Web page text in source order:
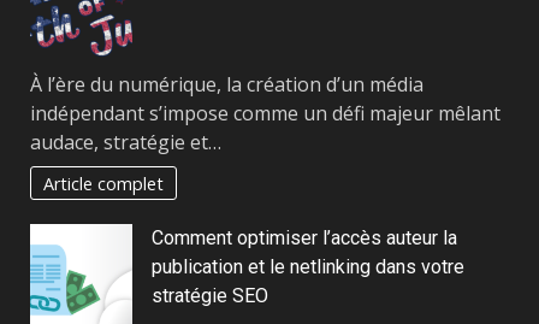
À l’ère du numérique, la création d’un média
indépendant s’impose comme un défi majeur mêlant
audace, stratégie et…
Article complet
Comment optimiser l’accès auteur la
publication et le netlinking dans votre
stratégie SEO